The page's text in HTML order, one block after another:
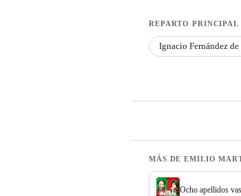
REPARTO PRINCIPAL
Ignacio Fernández de
MÁS DE EMILIO
Ocho apellidos